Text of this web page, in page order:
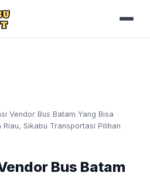
Vendor Bus Batam Yang Bisa
Riau, Sikabu Transportasi Pilihan
Bus Batam